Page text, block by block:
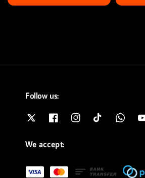
price
Follow us:
We accept: